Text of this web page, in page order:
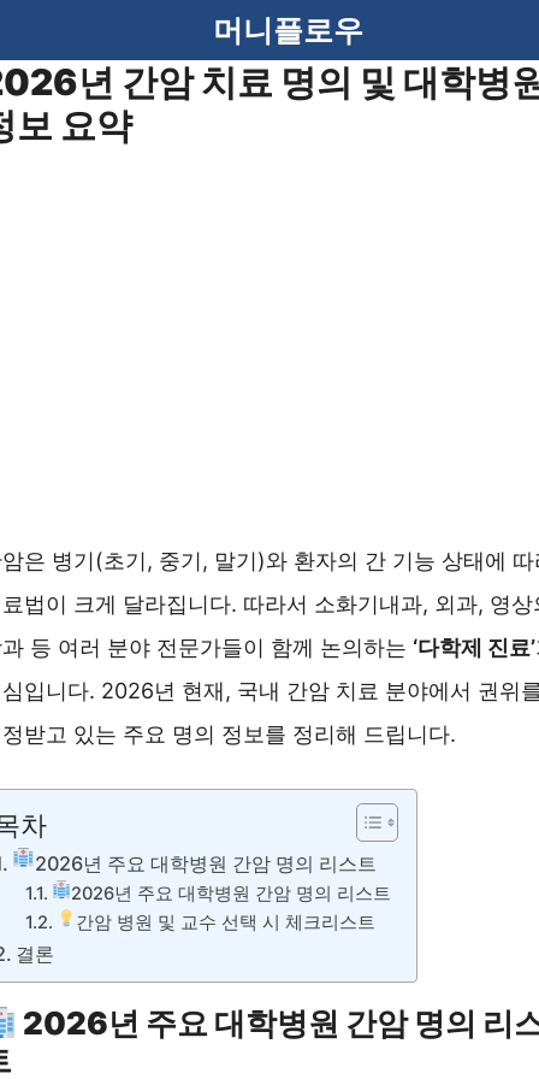
머니플로우
년 간암 치료 명의 및 대학병
보 요약
은 병기(초기, 중기, 말기)와 환자의 간 기능 상태에 따
법이 크게 달라집니다. 따라서 소화기내과, 외과, 영상
등 여러 분야 전문가들이 함께 논의하는 ‘다학제 진료’
입니다. 2026년 현재, 국내 간암 치료 분야에서 권위
정받고 있는 주요 명의 정보를 정리해 드립니다.
차
2026년 주요 대학병원 간암 명의 리스트
2026년 주요 대학병원 간암 명의 리스트
간암 병원 및 교수 선택 시 체크리스트
결론
2026년 주요 대학병원 간암 명의 리